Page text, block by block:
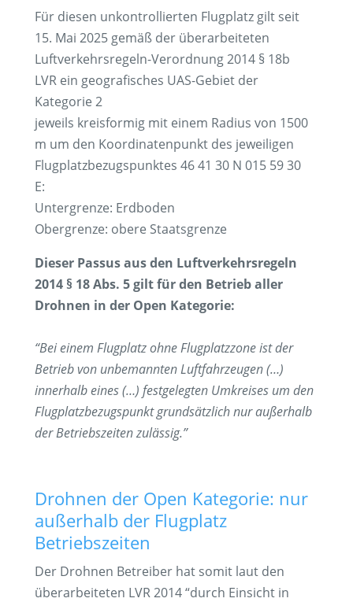
Für diesen unkontrollierten Flugplatz gilt seit
15. Mai 2025 gemäß der überarbeiteten
Luftverkehrsregeln-Verordnung 2014 § 18b
LVR ein geografisches UAS-Gebiet der
Kategorie 2
jeweils kreisformig mit einem Radius von 1500
m um den Koordinatenpunkt des jeweiligen
Flugplatzbezugspunktes 46 41 30 N 015 59 30
E:
Untergrenze: Erdboden
Obergrenze: obere Staatsgrenze
Dieser Passus aus den Luftverkehrsregeln
2014 § 18 Abs. 5 gilt für den Betrieb aller
Drohnen in der Open Kategorie:
“Bei einem Flugplatz ohne Flugplatzzone ist der
Betrieb von unbemannten Luftfahrzeugen (…)
innerhalb eines (…) festgelegten Umkreises um den
Flugplatzbezugspunkt grundsätzlich nur außerhalb
der Betriebszeiten zulässig.”
Drohnen der Open Kategorie: nur
außerhalb der Flugplatz
Betriebszeiten
Der Drohnen Betreiber hat somit laut den
überarbeiteten LVR 2014 “durch Einsicht in